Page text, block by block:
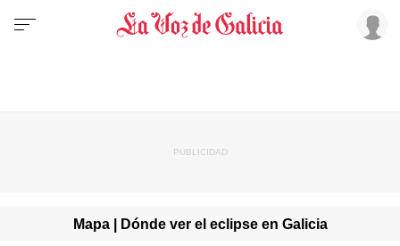
Mapa | Dónde ver el eclipse en Galicia